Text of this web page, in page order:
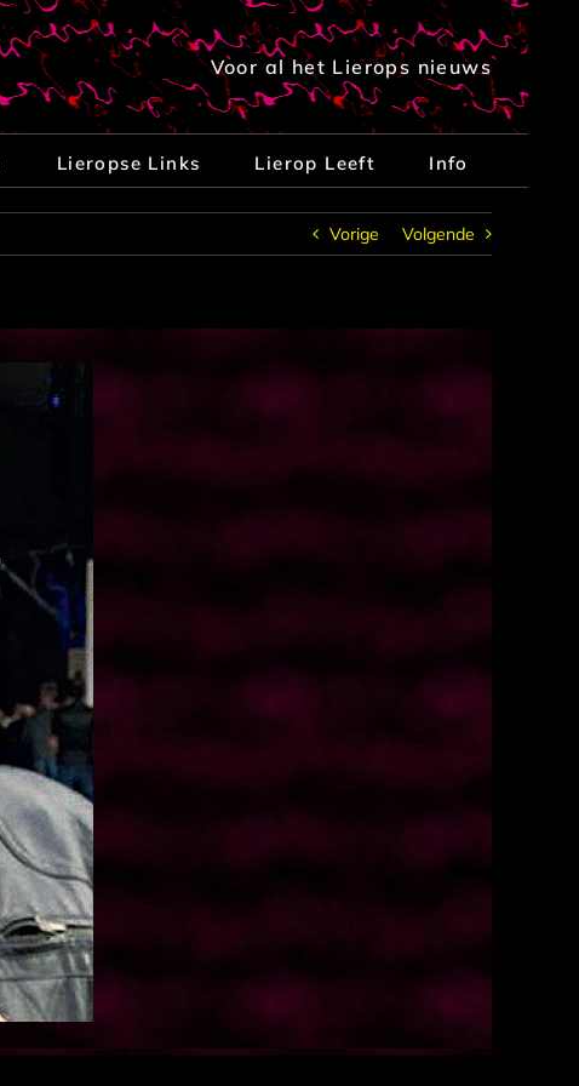
Voor al het Lierops nieuws
Lieropse Links Lierop Leeft Info
Vorige Volgende